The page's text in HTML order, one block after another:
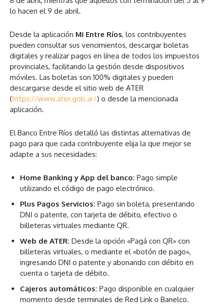
lo hacen el 9 de abril.
Desde la aplicación Mi Entre Ríos, los contribuyentes
pueden consultar sus vencimientos, descargar boletas
digitales y realizar pagos en línea de todos los impuestos
provinciales, facilitando la gestión desde dispositivos
móviles. Las boletas son 100% digitales y pueden
descargarse desde el sitio web de ATER
(https://www.ater.gob.ar/) o desde la mencionada
aplicación.
El Banco Entre Ríos detalló las distintas alternativas de
pago para que cada contribuyente elija la que mejor se
adapte a sus necesidades:
Home Banking y App del banco: Pago simple
utilizando el código de pago electrónico.
Plus Pagos Servicios: Pago sin boleta, presentando
DNI o patente, con tarjeta de débito, efectivo o
billeteras virtuales mediante QR.
Web de ATER: Desde la opción «Pagá con QR» con
billeteras virtuales, o mediante el «botón de pago»,
ingresando DNI o patente y abonando con débito en
cuenta o tarjeta de débito.
Cajeros automáticos: Pago disponible en cualquier
momento desde terminales de Red Link o Banelco.